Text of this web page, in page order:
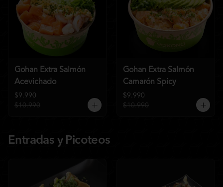
Gohan Extra Salmón
Acevichado
$9.990
$10.990
Gohan Extra Salmón
Camarón Spicy
$9.990
$10.990
Entradas y Picoteos